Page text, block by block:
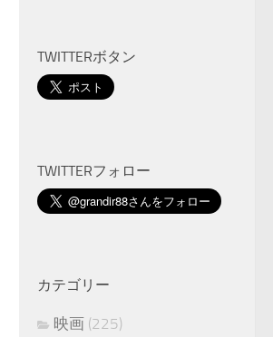
TWITTERボタン
TWITTERフォロー
カテゴリー
映画 (225)